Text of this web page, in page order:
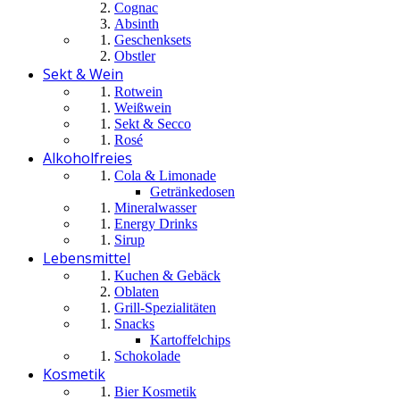
Cognac
Absinth
Geschenksets
Obstler
Sekt & Wein
Rotwein
Weißwein
Sekt & Secco
Rosé
Alkoholfreies
Cola & Limonade
Getränkedosen
Mineralwasser
Energy Drinks
Sirup
Lebensmittel
Kuchen & Gebäck
Oblaten
Grill-Spezialitäten
Snacks
Kartoffelchips
Schokolade
Kosmetik
Bier Kosmetik